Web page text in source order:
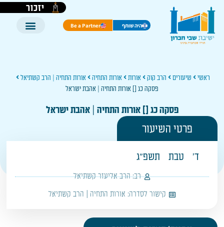
יזכור
היה שותף Be a Partner
ראשי שיעורים הרב קוק אורות אורות התחיה
אורות התחיה | הרב קשתיאל
פסקה כג [] אורות התחיה | אהבת ישראל
פסקה כג [] אורות התחיה | אהבת ישראל
פרטי השיעור
ד' טבת תשפ"ג
רב: הרב אליעזר קשתיאל
קישור לסדרה: אורות התחיה | הרב קשתיאל